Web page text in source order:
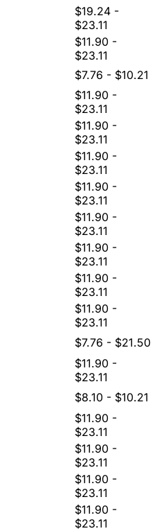
$19.24 -
$23.11
$11.90 -
$23.11
$7.76 - $10.21
$11.90 -
$23.11
$11.90 -
$23.11
$11.90 -
$23.11
$11.90 -
$23.11
$11.90 -
$23.11
$11.90 -
$23.11
$11.90 -
$23.11
$11.90 -
$23.11
$7.76 - $21.50
$11.90 -
$23.11
$8.10 - $10.21
$11.90 -
$23.11
$11.90 -
$23.11
$11.90 -
$23.11
$11.90 -
$23.11